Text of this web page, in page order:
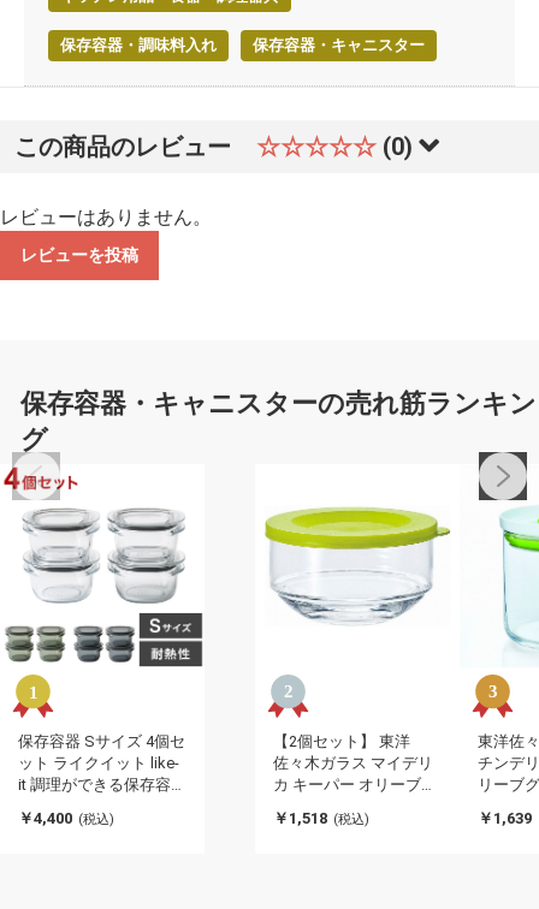
保存容器・調味料入れ 保存容器・キャニスター
この商品のレビュー ☆☆☆☆☆ (0)
レビューはありません。
レビューを投稿
保存容器・キャニスターの売れ筋ランキン
グ
保存容器 Sサイズ 4個セ
ット ライクイット like-
it 調理ができる保存容
200ml 時短 電子レンジ
￥4,400 (税込)
【2個セット】 東洋
佐々木ガラス マイデリ
カ キーパー オリーブグ
￥1,518 (税込)
東洋佐
チンデ
リーブ
￥1,639